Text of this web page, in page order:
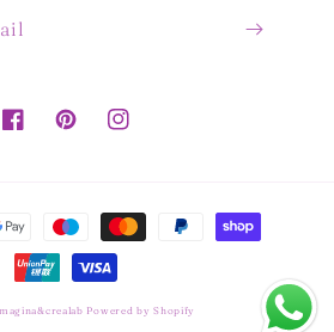
FacebookPinterestInstagram
Powered by Shopify